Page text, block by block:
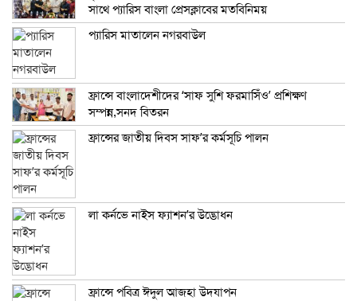
সাথে প্যারিস বাংলা প্রেসক্লাবের মতবিনিময়
প্যারিস মাতালেন নগরবাউল
ফ্রান্সে বাংলাদেশীদের ‘সাফ সুশি ফরমাসিঁও’ প্রশিক্ষণ
সম্পন্ন,সনদ বিতরন
ফ্রান্সের জাতীয় দিবস সাফ’র কর্মসূচি পালন
লা কর্নভে নাইস ফ্যাশন’র উদ্ভোধন
ফ্রান্সে পবিত্র ঈদুল আজহা উদযাপন